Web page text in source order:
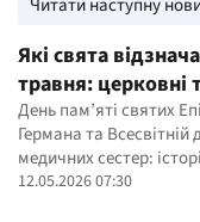
Читати наступну
Які свята
травня: церковні
та Всесвітній день
медичних сестер
День пам’яті святих
Германа та Всесвітній
медичних сестер:
12.05.2026 07:30